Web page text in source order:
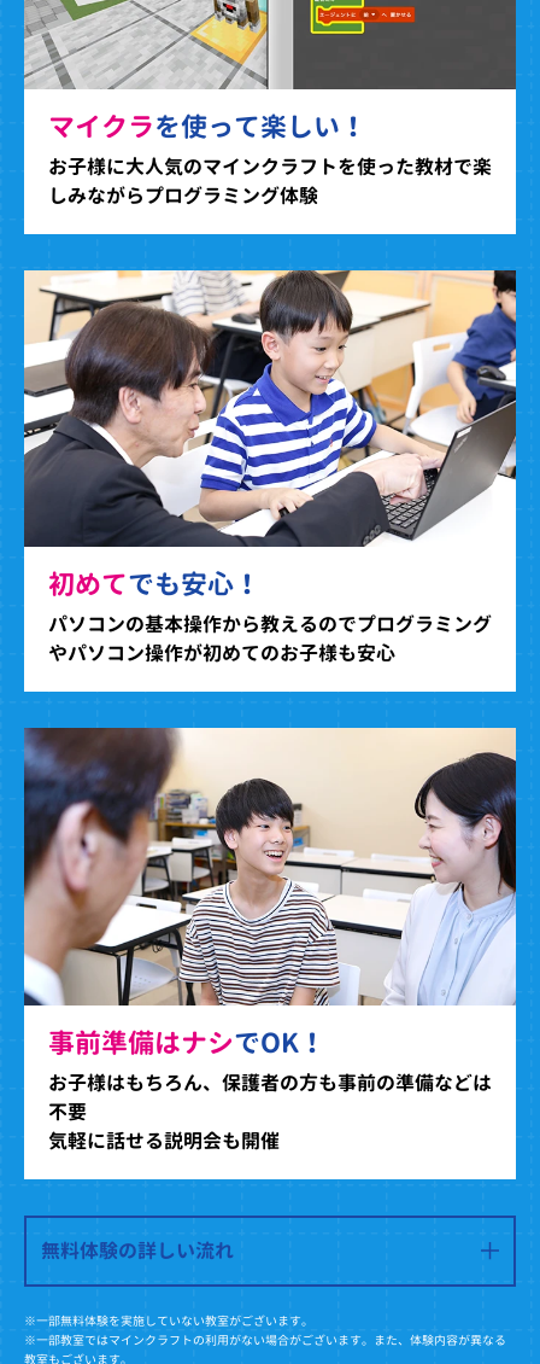
マイクラを使って楽しい！
お子様に大人気のマインクラフトを使った教材で楽
しみながらプログラミング体験
初めてでも安心！
パソコンの基本操作から教えるのでプログラミング
やパソコン操作が初めてのお子様も安心
事前準備はナシでOK！
お子様はもちろん、保護者の方も事前の準備などは
不要
気軽に話せる説明会も開催
無料体験の詳しい流れ
※一部無料体験を実施していない教室がございます。
※一部教室ではマインクラフトの利用がない場合がございます。また、体験内容が異なる
教室もございます。